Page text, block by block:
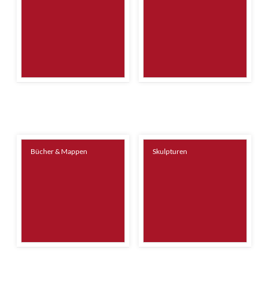
Bücher & Mappen Skulpturen